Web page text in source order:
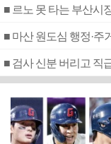
■ 르노 못 타는 부산시
■ 마산 원도심 행정·주